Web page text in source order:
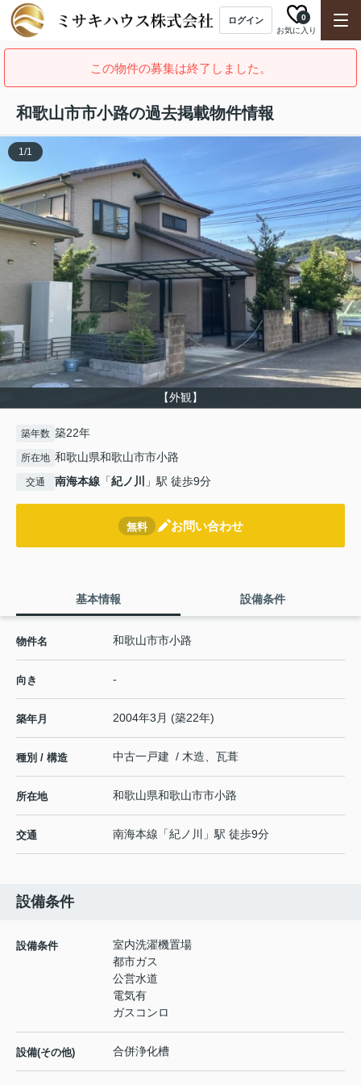
ログイン
お気に入り
0
この物件の募集は終了しました。
和歌山市市小路の過去掲載物件情報
【外観】
1/1
築年数 築22年
所在地 和歌山県和歌山市市小路
交通 南海本線 「紀ノ川 」駅 徒歩9分
無料 お問い合わせ
基本情報 設備条件
物件名 和歌山市市小路
向き -
築年月 2004年3月 (築22年)
種別 / 構造 中古一戸建 / 木造、瓦葺
所在地 和歌山県和歌山市市小路
交通 南海本線 「紀ノ川 」駅 徒歩9分
設備条件
設備条件
室内洗濯機置場
都市ガス
公営水道
電気有
ガスコンロ
設備(その他) 合併浄化槽